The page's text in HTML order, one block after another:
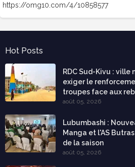
https://omg10.com/4/10858577
Hot Posts
RDC Sud-Kivu : ville
exiger le
troupes face aux
août 05, 2026
Lubumbashi :
Manga et l'AS
de la saison
août 05, 2026